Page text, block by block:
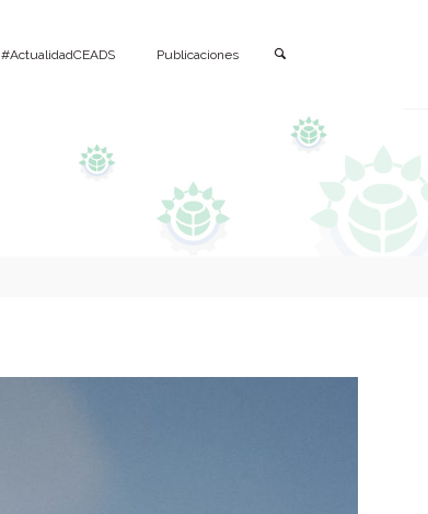
#ActualidadCEADS Publicaciones